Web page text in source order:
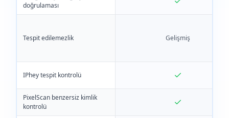
doğrulaması
Tespit edilemezlik Gelişmiş
IPhey tespit kontrolü
PixelScan benzersiz kimlik
kontrolü